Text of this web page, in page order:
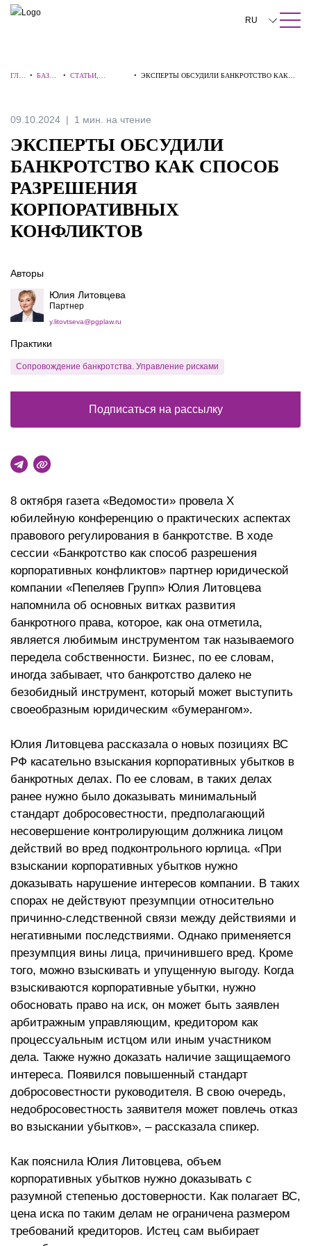
ПОИСК ПО САЙТУ Закрыть
RU
中文
Italiano
ГЛА
•БАЗА
•СТАТЬИ,
•ЭКСПЕРТЫ ОБСУДИЛИ БАНКРОТСТВО КАК
09.10.2024 1 мин. на чтение
ЭКСПЕРТЫ ОБСУДИЛИ
БАНКРОТСТВО КАК СПОСОБ
РАЗРЕШЕНИЯ
КОРПОРАТИВНЫХ
КОНФЛИКТОВ
8 октября газета «Ведомости» провела X
юбилейную конференцию о практических аспектах
правового регулирования в банкротстве. В ходе
сессии «Банкротство как способ разрешения
корпоративных конфликтов» партнер юридической
компании «Пепеляев Групп» Юлия Литовцева
напомнила об основных витках развития
банкротного права, которое, как она отметила,
является любимым инструментом так называемого
передела собственности. Бизнес, по ее словам,
иногда забывает, что банкротство далеко не
безобидный инструмент, который может выступить
своеобразным юридическим «бумерангом».
Юлия Литовцева рассказала о новых позициях ВС
РФ касательно взыскания корпоративных убытков в
банкротных делах. По ее словам, в таких делах
ранее нужно было доказывать минимальный
стандарт добросовестности, предполагающий
несовершение контролирующим должника лицом
действий во вред подконтрольного юрлица. «При
взыскании корпоративных убытков нужно
доказывать нарушение интересов компании. В таких
спорах не действуют презумпции относительно
причинно-следственной связи между действиями и
негативными последствиями. Однако применяется
презумпция вины лица, причинившего вред. Кроме
того, можно взыскивать и упущенную выгоду. Когда
взыскиваются корпоративные убытки, нужно
обосновать право на иск, он может быть заявлен
арбитражным управляющим, кредитором как
процессуальным истцом или иным участником
дела. Также нужно доказать наличие защищаемого
интереса. Появился повышенный стандарт
добросовестности руководителя. В свою очередь,
недобросовестность заявителя может повлечь отказ
во взыскании убытков», – рассказала спикер.
Как пояснила Юлия Литовцева, объем
корпоративных убытков нужно доказывать с
разумной степенью достоверности. Как полагает ВС,
цена иска по таким делам не ограничена размером
требований кредиторов. Истец сам выбирает
Авторы
Юлия Литовцева
Партнер
y.litovtseva@pgplaw.ru
Практики
Сопровождение банкротства. Управление рисками
Подписаться на рассылку